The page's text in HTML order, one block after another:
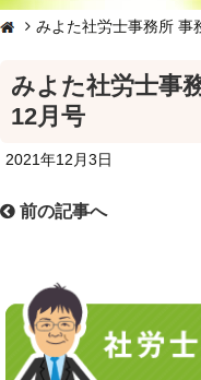
みよた社労士事務所 事
みよた社労士事
12月号
2021年12月3日
稿
前の記事へ